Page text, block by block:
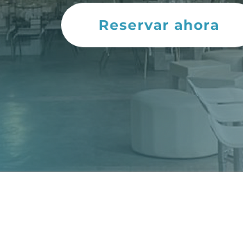
Reservar ahora